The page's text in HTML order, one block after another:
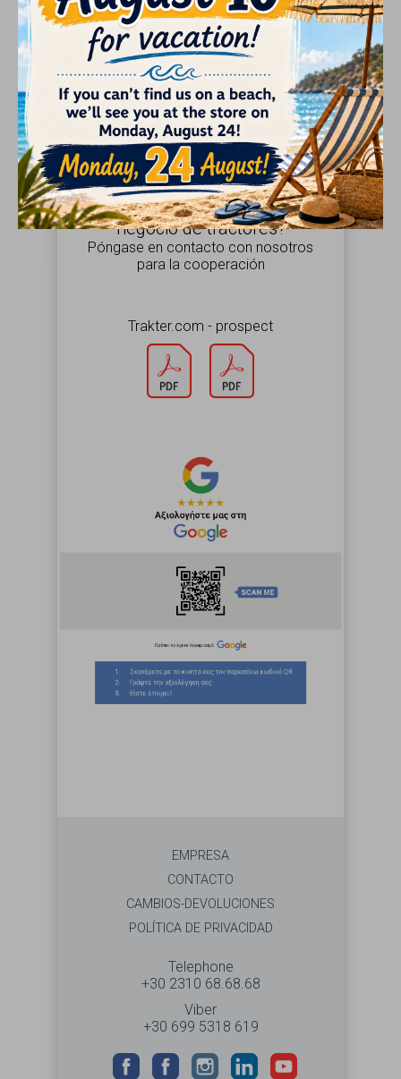
Selecciona tu marca y modelo para ver las
piezas que te interesan. Proporcionamos
planos de montaje para la mayoría de las
piezas. Si no encuentras lo que buscas,
contacta con nosotros para que podamos
ayudarte.
¿Es usted un profesional en el
negocio de tractores?
Póngase en contacto con nosotros
para la cooperación
Trakter.com - prospect
EMPRESA
CONTACTO
CAMBIOS-DEVOLUCIONES
POLÍTICA DE PRIVACIDAD
Telephone
+30 2310 68.68.68
Viber
+30 699 5318 619